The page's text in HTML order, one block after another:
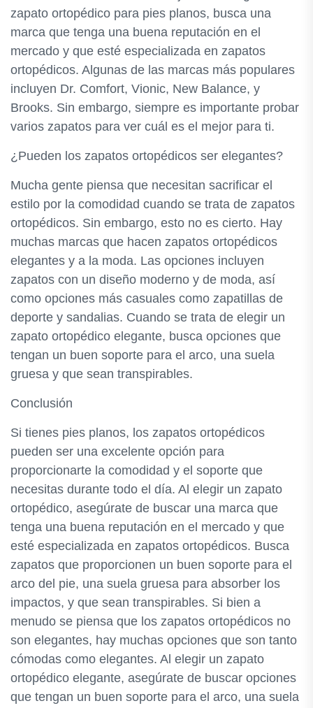
zapato ortopédico para pies planos, busca una
marca que tenga una buena reputación en el
mercado y que esté especializada en zapatos
ortopédicos. Algunas de las marcas más populares
incluyen Dr. Comfort, Vionic, New Balance, y
Brooks. Sin embargo, siempre es importante probar
varios zapatos para ver cuál es el mejor para ti.
¿Pueden los zapatos ortopédicos ser elegantes?
Mucha gente piensa que necesitan sacrificar el
estilo por la comodidad cuando se trata de zapatos
ortopédicos. Sin embargo, esto no es cierto. Hay
muchas marcas que hacen zapatos ortopédicos
elegantes y a la moda. Las opciones incluyen
zapatos con un diseño moderno y de moda, así
como opciones más casuales como zapatillas de
deporte y sandalias. Cuando se trata de elegir un
zapato ortopédico elegante, busca opciones que
tengan un buen soporte para el arco, una suela
gruesa y que sean transpirables.
Conclusión
Si tienes pies planos, los zapatos ortopédicos
pueden ser una excelente opción para
proporcionarte la comodidad y el soporte que
necesitas durante todo el día. Al elegir un zapato
ortopédico, asegúrate de buscar una marca que
tenga una buena reputación en el mercado y que
esté especializada en zapatos ortopédicos. Busca
zapatos que proporcionen un buen soporte para el
arco del pie, una suela gruesa para absorber los
impactos, y que sean transpirables. Si bien a
menudo se piensa que los zapatos ortopédicos no
son elegantes, hay muchas opciones que son tanto
cómodas como elegantes. Al elegir un zapato
ortopédico elegante, asegúrate de buscar opciones
que tengan un buen soporte para el arco, una suela